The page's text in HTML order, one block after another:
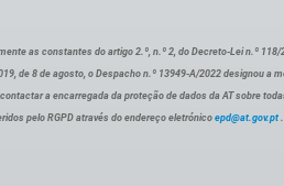
as constantes do artigo 2.º, n.º 2, do Decreto-Lei n.º 118/
de 8 de agosto, o Despacho n.º 13949-A/2022 designou a
a encarregada da proteção de dados da AT sobre
pelo RGPD através do endereço eletrónico epd@at.gov.pt .